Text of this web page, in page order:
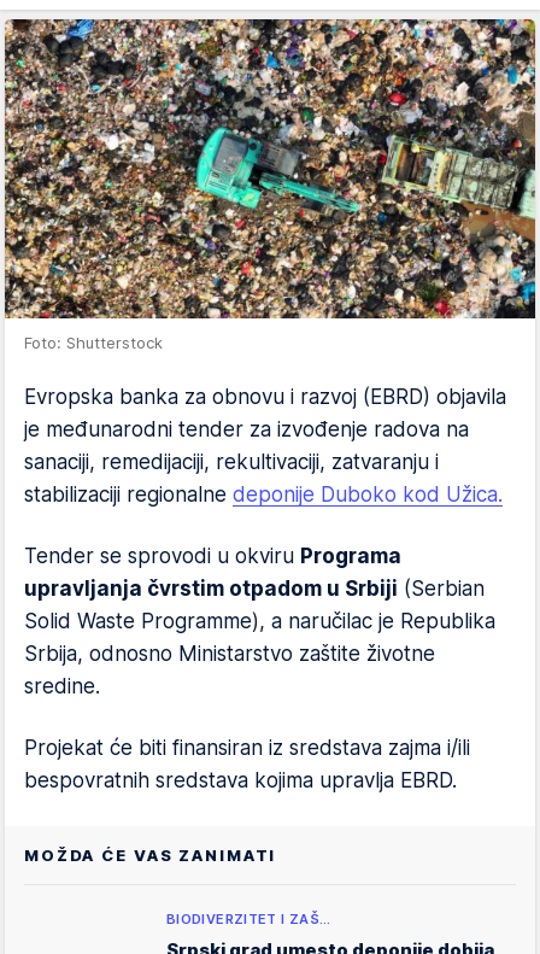
Foto: Shutterstock
Evropska banka za obnovu i razvoj (EBRD) objavila
je međunarodni tender za izvođenje radova na
sanaciji, remedijaciji, rekultivaciji, zatvaranju i
stabilizaciji regionalne deponije Duboko kod Užica.
Tender se sprovodi u okviru Programa
upravljanja čvrstim otpadom u Srbiji (Serbian
Solid Waste Programme), a naručilac je Republika
Srbija, odnosno Ministarstvo zaštite životne
sredine.
Projekat će biti finansiran iz sredstava zajma i/ili
bespovratnih sredstava kojima upravlja EBRD.
MOŽDA ĆE VAS ZANIMATI
BIODIVERZITET I ZAŠ…
Srpski grad umesto deponije dobija